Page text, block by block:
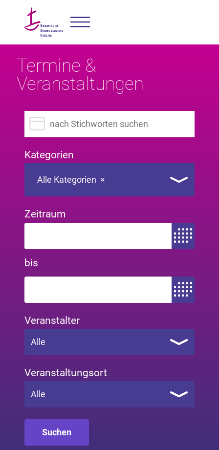
Termine &
Veranstaltungen
Suchbegriff eingeben
Kategorien
×
Alle Kategorien
Zeitraum
Zeitraum von
bis
Zeitraum bis
Veranstalter
Alle
Veranstaltungsort
Alle